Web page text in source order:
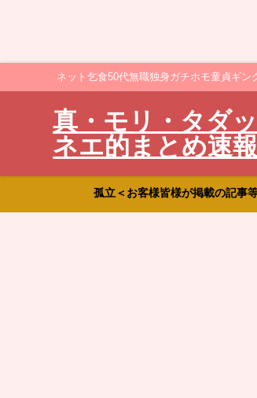
ネット乞食50代無職独身ガチホモ童貞ギ
真・モリ・タダ
ネエ的まとめ速報
孤立＜お客様皆様が掲載の記事